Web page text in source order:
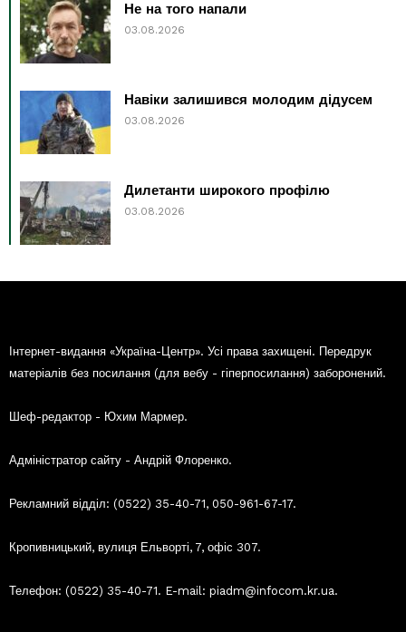
Не на того напали
03.08.2026
Навіки залишився молодим дідусем
03.08.2026
Дилетанти широкого профілю
03.08.2026
Інтернет-видання «Україна-Центр». Усі права захищені. Передрук
матеріалів без посилання (для вебу - гіперпосилання) заборонений.
Шеф-редактор - Юхим Мармер.
Адміністратор сайту - Андрій Флоренко.
Рекламний відділ: (0522) 35-40-71, 050-961-67-17.
Кропивницький, вулиця Ельворті, 7, офіс 307.
Телефон: (0522) 35-40-71. E-mail: piadm@infocom.kr.ua.